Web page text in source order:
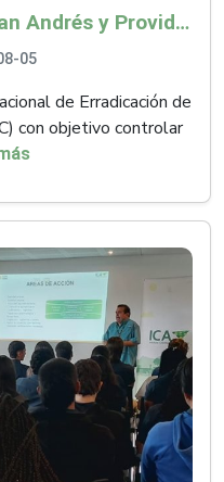
La OMSA reconoció a San Andrés y Providencia como zona libre de Peste Porcina Clásica (PPC)
05
de Erradicación de
con objetivo controlar